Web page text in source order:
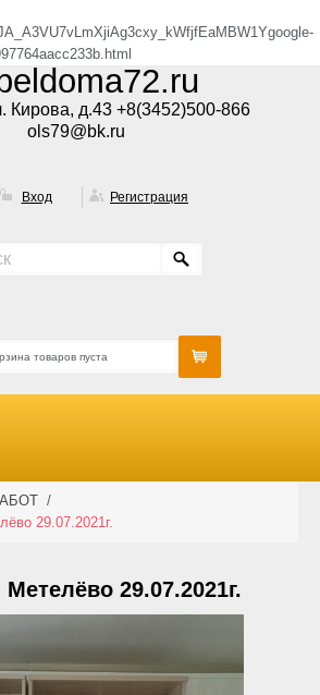
Кирова, д.43 +8(3452)500-866
ols79@bk.ru
Вход Регистрация
товаров пуста
/
29.07.2021г.
29.07.2021г.